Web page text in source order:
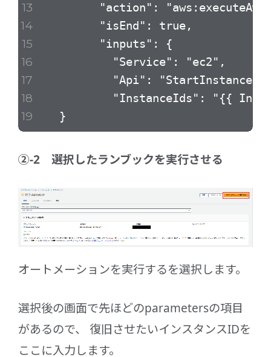
"action":
"isEnd": true,
"inputs": {
"Service": "ec2",
"Api":
"InstanceIds": "{{
}
②-2 選択したランブックを実行させる
オートメーションを実行するを選択します。
選択後の画面で先ほどのparametersの項目
があるので、 復旧させたいインスタンスIDを
ここに入力します。